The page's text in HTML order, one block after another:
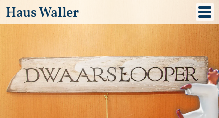
Haus Waller